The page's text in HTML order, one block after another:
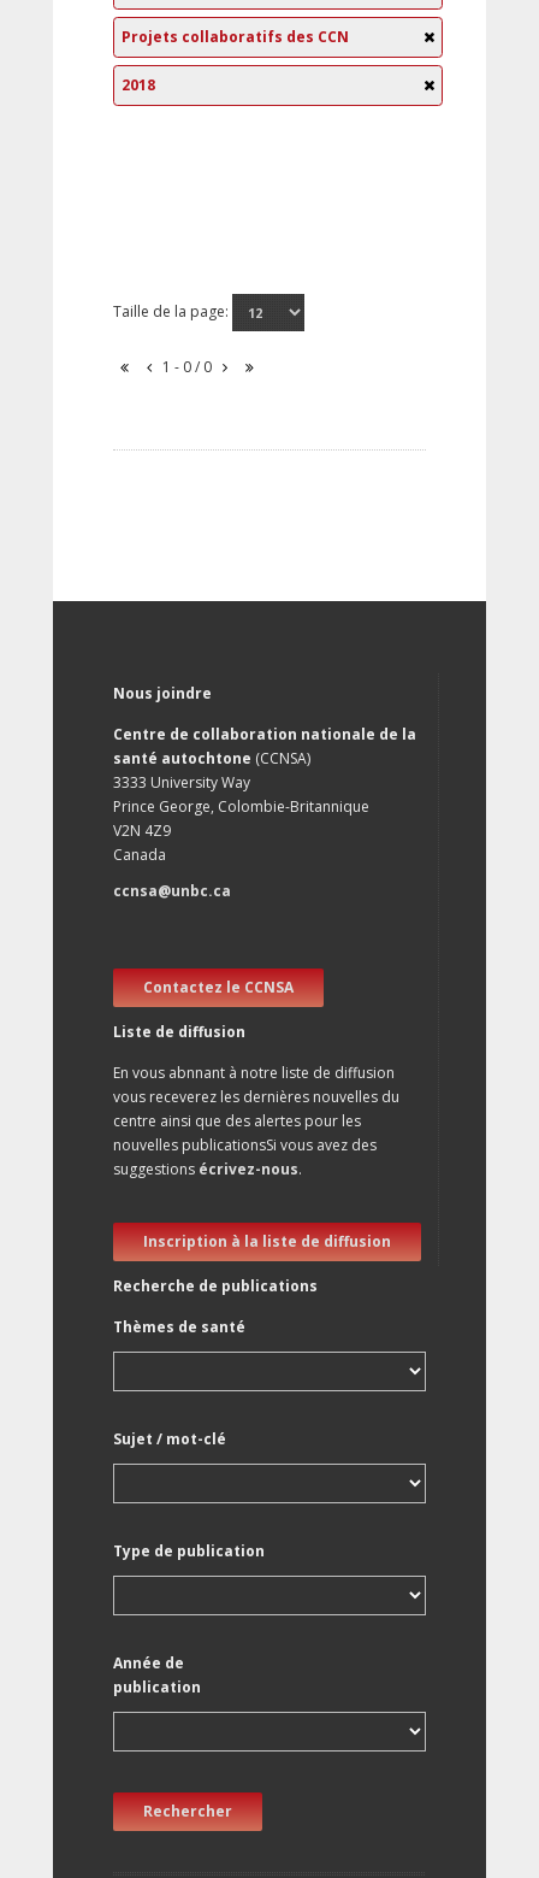
Projets collaboratifs des CCN
2018
Taille de la page:
1 - 0 / 0
Nous joindre
Centre de collaboration nationale de la
santé autochtone (CCNSA)
3333 University Way
Prince George, Colombie-Britannique
V2N 4Z9
Canada
ccnsa@unbc.ca
Contactez le CCNSA
Liste de diffusion
En vous abnnant à notre liste de diffusion
vous receverez les dernières nouvelles du
centre ainsi que des alertes pour les
nouvelles publicationsSi vous avez des
suggestions écrivez-nous.
Inscription à la liste de diffusion
Recherche de publications
Thèmes de santé
Sujet / mot-clé
Type de publication
Année de
publication
Rechercher